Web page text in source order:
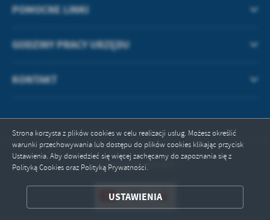
Strona korzysta z plików cookies w celu realizacji usług. Możesz określić
warunki przechowywania lub dostępu do plików cookies klikając przycisk
Ustawienia. Aby dowiedzieć się więcej zachęcamy do zapoznania się z
Polityką Cookies oraz Polityką Prywatności.
USTAWIENIA
ZAPISZ WYBRANE
POMOCNE LINKI
GODZINY PRACY URZĘDU
KONTAKT
Odwiedzin: 496268